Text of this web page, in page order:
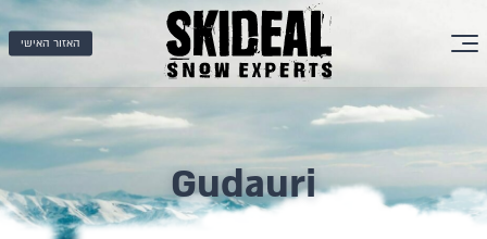
האזור האישי
Gudauri